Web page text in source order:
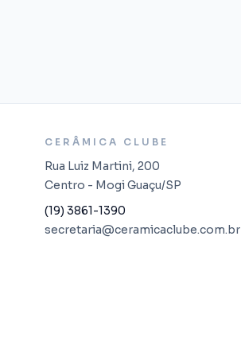
CERÂMICA CLUBE
Rua Luiz Martini, 200
Centro - Mogi Guaçu/SP
(19) 3861-1390
secretaria@ceramicaclube.com.br